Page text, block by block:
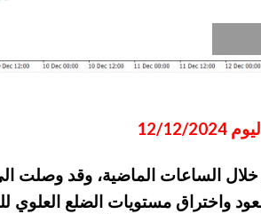
2024
خلال الساعات الماضية، وقد وصلت